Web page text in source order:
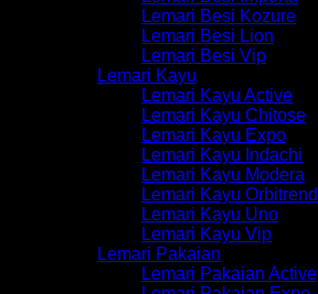
Lemari Besi Kozure
Lemari Besi Lion
Lemari Besi Vip
Lemari Kayu
Lemari Kayu Active
Lemari Kayu Chitose
Lemari Kayu Expo
Lemari Kayu Indachi
Lemari Kayu Modera
Lemari Kayu Orbitrend
Lemari Kayu Uno
Lemari Kayu Vip
Lemari Pakaian
Lemari Pakaian Active